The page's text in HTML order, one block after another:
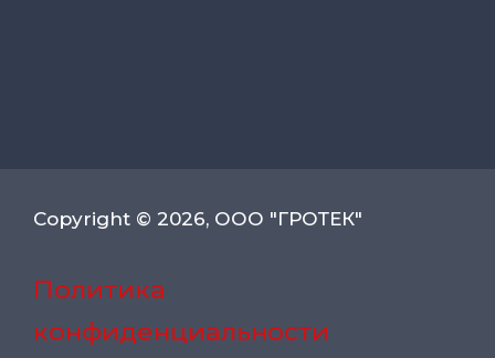
Copyright © 2026, ООО "ГРОТЕК"
Политика
конфиденциальности